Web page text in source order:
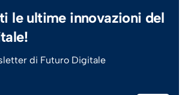
le ultime innovazioni del
di Futuro Digitale